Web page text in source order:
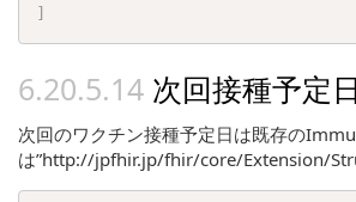
]
次回接種予定
次回のワクチン接種予定日は既存の
は”http://jpfhir.jp/fhir/core/Extension/